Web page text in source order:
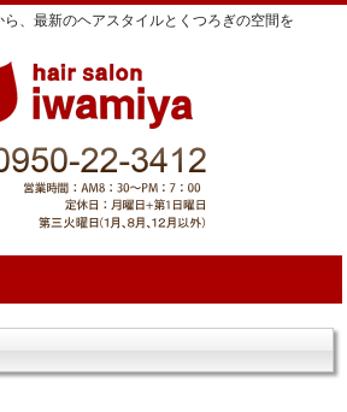
、最新のヘアスタイルとくつろぎの空間を